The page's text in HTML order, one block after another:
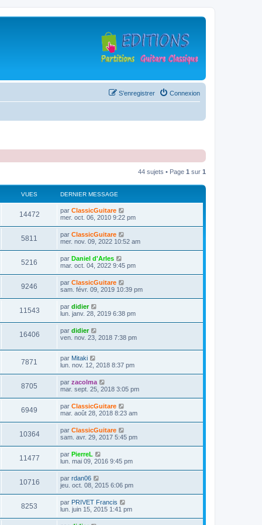
Connexion
S’enregistrer
44 sujets • Page 1 sur 1
VUES DERNIER MESSAGE
14472V
u
D
e
i
e
r
m
e
s
s
a
g
e
par ClassicGuitare
mer. oct. 06, 2010 9:22 pm
5811
u
D
e
i
e
r
m
e
s
s
a
g
e
par ClassicGuitare
mer. nov. 09, 2022 10:52 am
5216
u
s
D
e
i
e
r
m
e
s
s
a
g
e
par Daniel d'Arles
mar. oct. 04, 2022 9:45 pm
9246
u
s
D
e
i
e
r
m
e
s
a
g
e
par ClassicGuitare
sam. févr. 09, 2019 10:39 pm
11543V
u
D
e
i
e
e
s
s
a
g
e
par didier
lun. janv. 28, 2019 6:38 pm
16406V
u
D
e
n
i
e
e
s
s
a
g
e
par didier
ven. nov. 23, 2018 7:38 pm
7871
u
D
e
i
e
r
m
e
s
s
a
g
e
par Mitaki
lun. nov. 12, 2018 8:37 pm
8705
u
s
D
e
i
e
r
m
e
s
s
a
g
e
par zacolma
mar. sept. 25, 2018 3:05 pm
6949
u
s
D
e
i
e
r
m
e
s
s
a
g
e
par ClassicGuitare
mar. août 28, 2018 8:23 am
10364V
u
s
D
e
i
e
r
m
e
s
s
a
g
e
par ClassicGuitare
sam. avr. 29, 2017 5:45 pm
11477V
u
D
e
i
e
r
m
e
s
par PierreL
lun. mai 09, 2016 9:45 pm
10716V
u
D
e
i
e
r
par rdan06
jeu. oct. 08, 2015 6:06 pm
8253
u
D
e
par PRIVET Francis
lun. juin 15, 2015 1:41 pm